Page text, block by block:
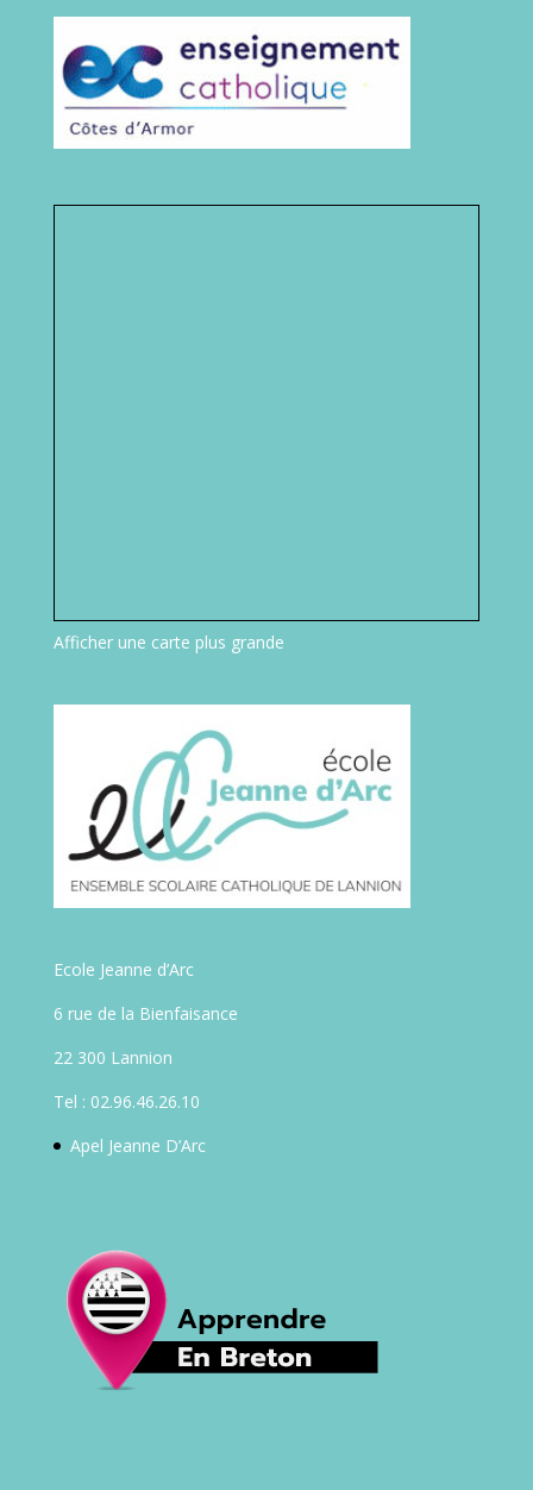
Afficher une carte plus grande
Ecole Jeanne d’Arc
6 rue de la Bienfaisance
22 300 Lannion
Tel : 02.96.46.26.10
Apel Jeanne D’Arc